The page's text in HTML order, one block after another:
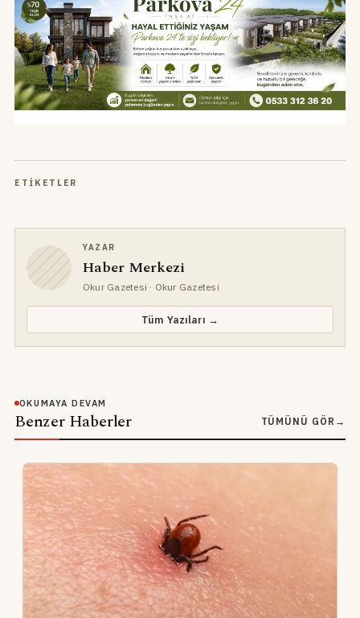
ETIKETLER
YAZAR
Haber Merkezi
Okur Gazetesi · Okur Gazetesi
Tüm Yazıları →
OKUMAYA DEVAM
Benzer Haberler TÜMÜNÜ GÖR →